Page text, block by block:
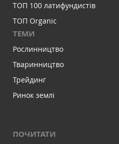
ТОП 100 латифундистів
ТОП Organic
ТЕМИ
Рослинництво
Тваринництво
Трейдинг
Ринок землі
ПОЧИТАТИ